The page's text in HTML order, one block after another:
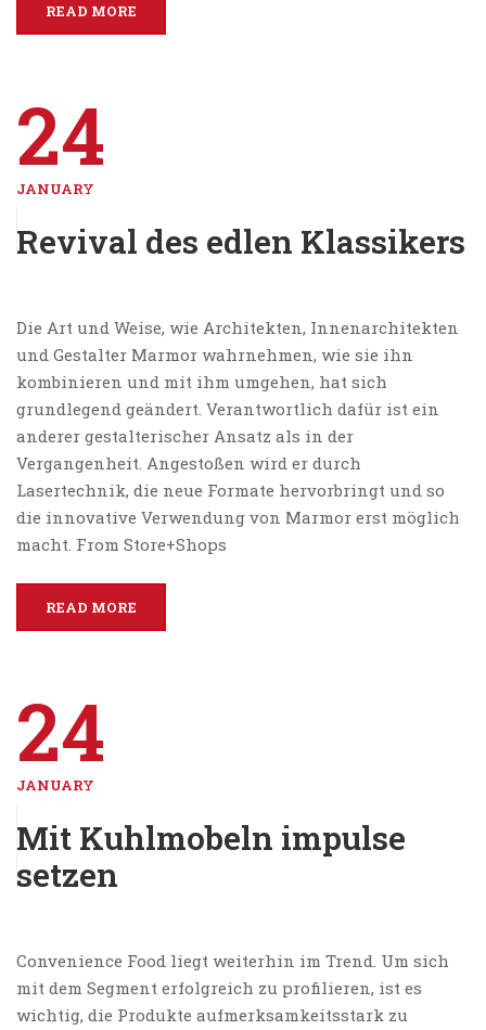
READ MORE
24
JANUARY
Revival des edlen Klassikers
Die Art und Weise, wie Architekten, Innenarchitekten
und Gestalter Marmor wahrnehmen, wie sie ihn
kombinieren und mit ihm umgehen, hat sich
grundlegend geändert. Verantwortlich dafür ist ein
anderer gestalterischer Ansatz als in der
Vergangenheit. Angestoßen wird er durch
Lasertechnik, die neue Formate hervorbringt und so
die innovative Verwendung von Marmor erst möglich
macht. From Store+Shops
READ MORE
24
JANUARY
Mit Kuhlmobeln impulse
setzen
Convenience Food liegt weiterhin im Trend. Um sich
mit dem Segment erfolgreich zu profilieren, ist es
wichtig, die Produkte aufmerksamkeitsstark zu